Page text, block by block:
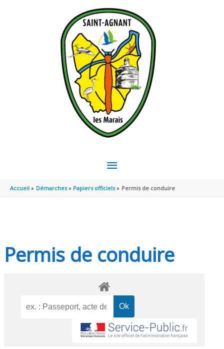
MENU
PRINCIPAL
Accueil Démarches Papiers officiels Permis de conduire
Permis de conduire